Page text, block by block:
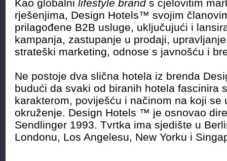
Kao globalni lifestyle brands cjelovitim
rješenjima, Design Hotels™ svojim
prilagođene B2B usluge, uključujući i
kampanja, zastupanje u prodaji,
strateški marketing, odnose s javnošću i
Ne postoje dva slična hotela iz brenda
budući da svaki od biranih hotela fascinira
karakterom, poviješću i načinom na koji se
okruženje. Design Hotels ™ je osnovao
Sendlinger 1993. Tvrtka ima sjedište u
Londonu, Los Angelesu, New Yorku i